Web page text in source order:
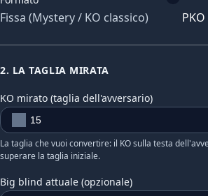
Fissa (Mystery / KO classico)
2. LA TAGLIA MIRATA
KO mirato (taglia dell'avversario)
La taglia che vuoi convertire: il KO sulla testa
superare la taglia iniziale.
Big blind attuale (opzionale)